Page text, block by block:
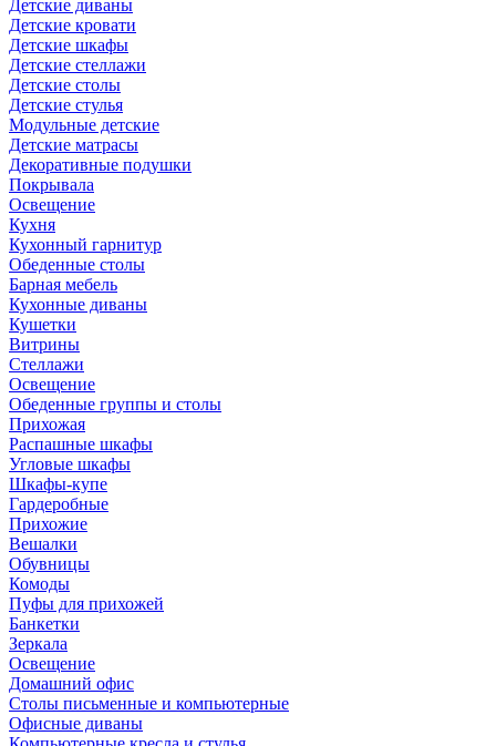
Детские диваны
Детские кровати
Детские шкафы
Детские стеллажи
Детские столы
Детские стулья
Модульные детские
Детские матрасы
Декоративные подушки
Покрывала
Освещение
Кухня
Кухонный гарнитур
Обеденные столы
Барная мебель
Кухонные диваны
Кушетки
Витрины
Стеллажи
Освещение
Обеденные группы и столы
Прихожая
Распашные шкафы
Угловые шкафы
Шкафы-купе
Гардеробные
Прихожие
Вешалки
Обувницы
Комоды
Пуфы для прихожей
Банкетки
Зеркала
Освещение
Домашний офис
Столы письменные и компьютерные
Офисные диваны